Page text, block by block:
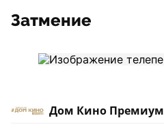
Затмение
Дом Кино Премиум